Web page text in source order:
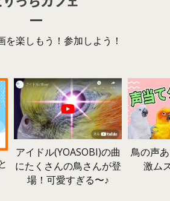
を楽しもう！参加しよう！
アイドル(YOASOBI)の曲
にたくさんの鳥さんが登
場！可愛すぎる〜♪
鳥の声
激ム